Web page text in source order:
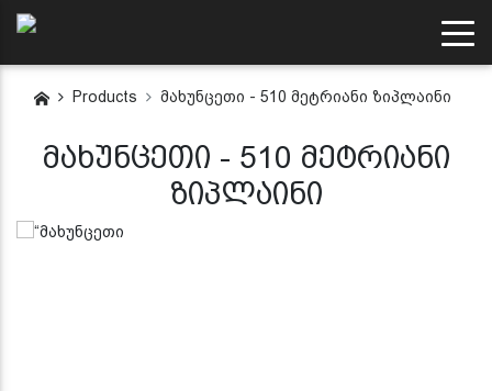
Products მახუნცეთი - 510 მეტრიანი ზიპლაინი
მახუნცეთი - 510 მეტრიანი
ზიპლაინი